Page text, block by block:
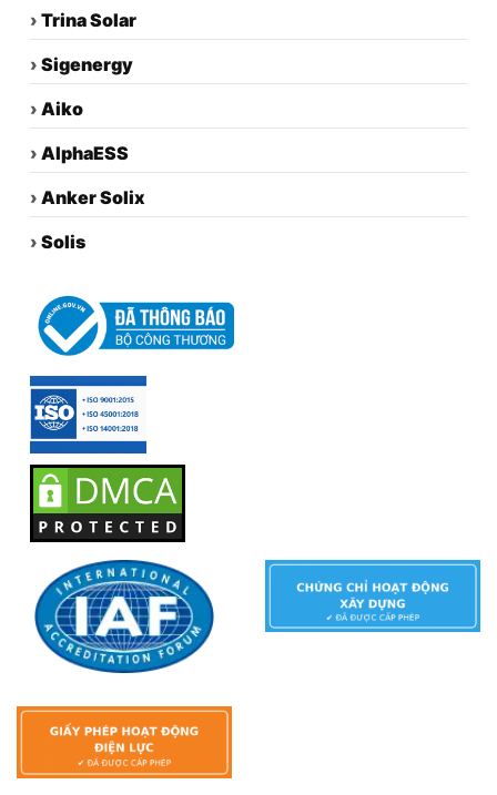
› Trina Solar
› Sigenergy
› Aiko
› AlphaESS
› Anker Solix
› Solis